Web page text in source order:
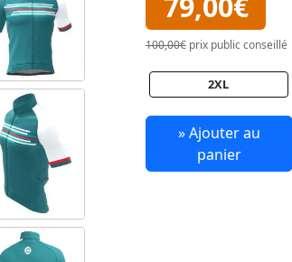
100,00€ prix public conseillé
2XL
» Ajouter au
panier